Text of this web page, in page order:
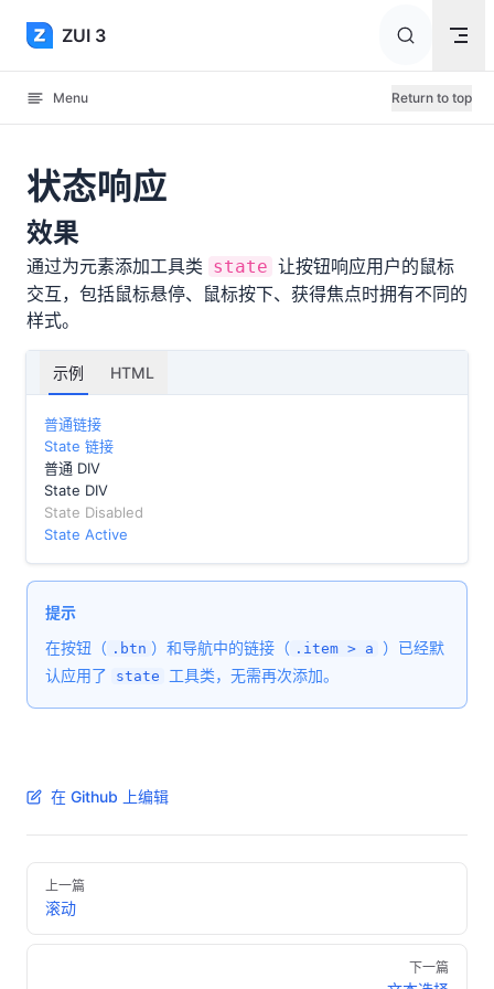
Skip to content
ZUI 3
Menu Return to top
状态响应
效果
通过为元素添加工具类 state 让按钮响应用户的鼠标
交互，包括鼠标悬停、鼠标按下、获得焦点时拥有不同的
样式。
示例 HTML
普通链接
State 链接
普通 DIV
State DIV
State Disabled
State Active
提示
在按钮（ .btn ）和导航中的链接（ .item > a
）已经默
认应用了
state 工具类，无需再次添加。
在 Github 上编辑
上一篇
滚动
下一篇